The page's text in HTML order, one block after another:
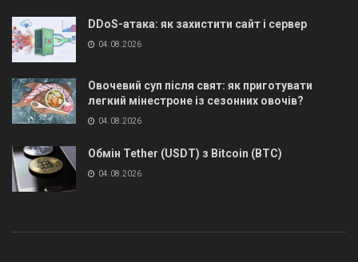
DDoS-атака: як захистити сайт і сервер
04.08.2026
Овочевий суп після свят: як приготувати
легкий мінестроне із сезонних овочів?
04.08.2026
Обмін Tether (USDT) з Bitcoin (BTC)
04.08.2026